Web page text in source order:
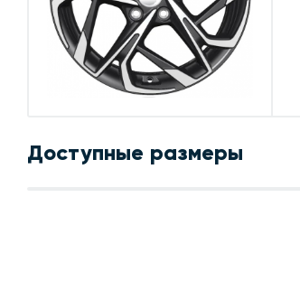
Доступные размеры